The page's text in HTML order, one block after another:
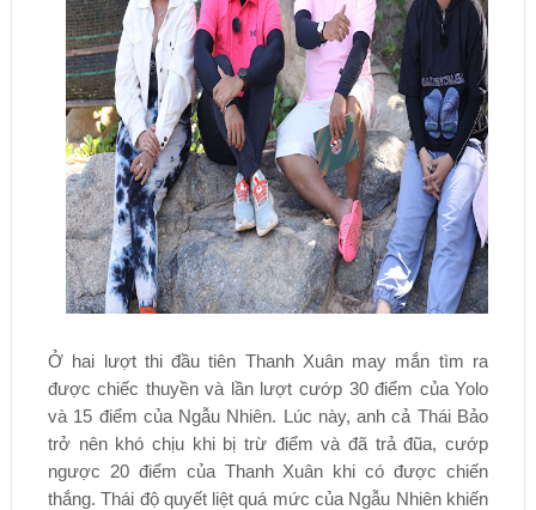
Ở hai lượt thi đầu tiên Thanh Xuân may mắn tìm ra
được chiếc thuyền và lần lượt cướp 30 điểm của Yolo
và 15 điểm của Ngẫu Nhiên. Lúc này, anh cả Thái Bảo
trở nên khó chịu khi bị trừ điểm và đã trả đũa, cướp
ngược 20 điểm của Thanh Xuân khi có được chiến
thắng. Thái độ quyết liệt quá mức của Ngẫu Nhiên khiến